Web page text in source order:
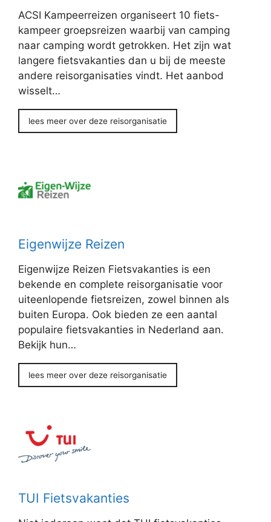
ACSI Kampeerreizen organiseert 10 fiets-
kampeer groepsreizen waarbij van camping
naar camping wordt getrokken. Het zijn wat
langere fietsvakanties dan u bij de meeste
andere reisorganisaties vindt. Het aanbod
wisselt…
lees meer over deze reisorganisatie
Eigenwijze Reizen
Eigenwijze Reizen Fietsvakanties is een
bekende en complete reisorganisatie voor
uiteenlopende fietsreizen, zowel binnen als
buiten Europa. Ook bieden ze een aantal
populaire fietsvakanties in Nederland aan.
Bekijk hun…
lees meer over deze reisorganisatie
TUI Fietsvakanties